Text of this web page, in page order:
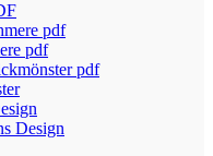
pdf
pdf
pdf
Design